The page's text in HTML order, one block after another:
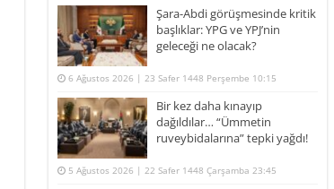
Şara-Abdi görüşmesinde kritik
başlıklar: YPG ve YPJ’nin
geleceği ne olacak?
6 Ağustos 2026 | 23 Safer 1448 Perşembe 10:15
Bir kez daha kınayıp
dağıldılar… “Ümmetin
ruveybidalarına” tepki yağdı!
5 Ağustos 2026 | 22 Safer 1448 Çarşamba 23:45